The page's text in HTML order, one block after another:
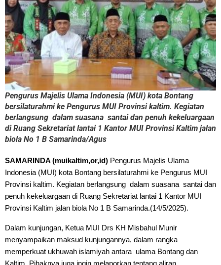
Pengurus Majelis Ulama Indonesia (MUI) kota Bontang
bersilaturahmi ke Pengurus MUI Provinsi kaltim. Kegiatan
berlangsung dalam suasana santai dan penuh kekeluargaan
di Ruang Sekretariat lantai 1 Kantor MUI Provinsi Kaltim jalan
biola No 1 B Samarinda/Agus
SAMARINDA (muikaltim,or,id) Pengurus Majelis Ulama
Indonesia (MUI) kota Bontang bersilaturahmi ke Pengurus MUI
Provinsi kaltim. Kegiatan berlangsung  dalam suasana  santai dan
penuh kekeluargaan di Ruang Sekretariat lantai 1 Kantor MUI
Provinsi Kaltim jalan biola No 1 B Samarinda.(14/5/2025).
Dalam kunjungan, Ketua MUI Drs KH Misbahul Munir
menyampaikan maksud kunjungannya, dalam rangka
memperkuat ukhuwah islamiyah antara  ulama Bontang dan